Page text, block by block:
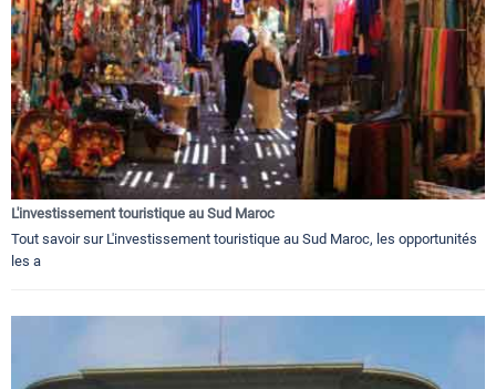
L'investissement touristique au Sud Maroc
Tout savoir sur L'investissement touristique au Sud Maroc, les opportunités
les a